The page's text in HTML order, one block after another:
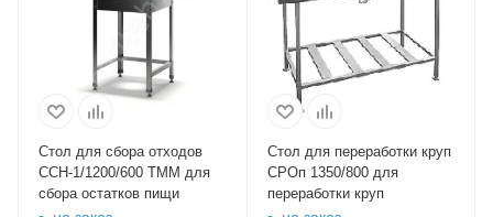
Стол для сбора отходов
ССН-1/1200/600 ТММ для
сбора остатков пищи
Стол для переработки круп
СРОп 1350/800 для
переработки круп